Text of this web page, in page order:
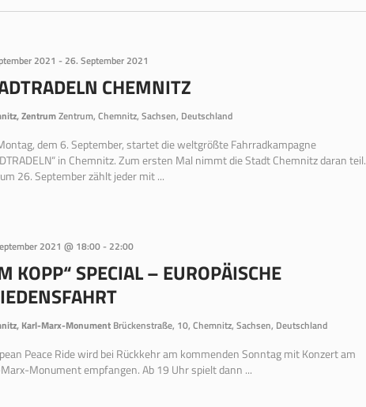
CHEMNITZ
2021 -26. September 2021
ZentrumZentrum, Chemnitz, Sachsen, Deutschland
dem 6. September, startet die weltgrößte Fahrradkampagne
in Chemnitz. Zum ersten Mal nimmt die Stadt Chemnitz daran teil.
26. September zählt jeder mit ...
KOPP“ SPECIAL – EUROPÄISCHE
2021 @ 18:00-22:00
Karl-Marx-Monument Brückenstraße, 10, Chemnitz, Sachsen, Deutschland
Peace Ride wird bei Rückkehr am kommenden Sonntag mit Konzert am
Monument empfangen. Ab 19 Uhr spielt dann ...